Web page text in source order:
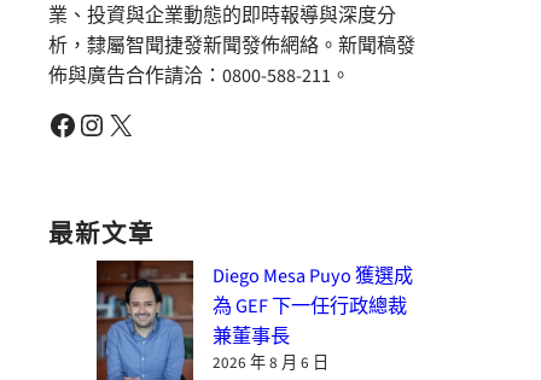
業、投資與企業動態的即時報導與深度分
析，隸屬智聞捷發新聞發佈網絡。新聞稿發
佈與廣告合作請洽：0800-588-211。
Facebook Instagram X
最新文章
Diego Mesa Puyo 獲選成
為 GEF 下一任行政總裁
兼董事長
2026 年 8 月 6 日